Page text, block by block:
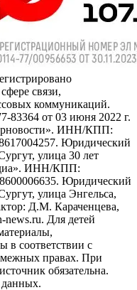
связи,
коммуникаций.
от 03 июня 2022 г.
ИНН/КПП:
Юридический
улица 30 лет
ИНН/КПП:
Юридический
улица Энгельса,
Д.М. Караченцева,
news.ru. Для детей
в соответствии с
правах. При
обязательна.